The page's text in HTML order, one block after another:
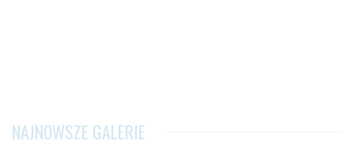
NAJNOWSZE GALERIE